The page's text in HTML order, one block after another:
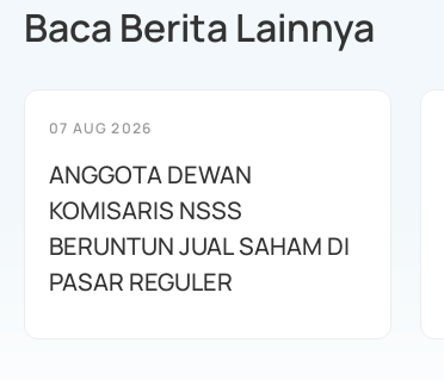
Baca Berita Lainnya
07 AUG 2026
ANGGOTA DEWAN
KOMISARIS NSSS
BERUNTUN JUAL SAHAM DI
PASAR REGULER